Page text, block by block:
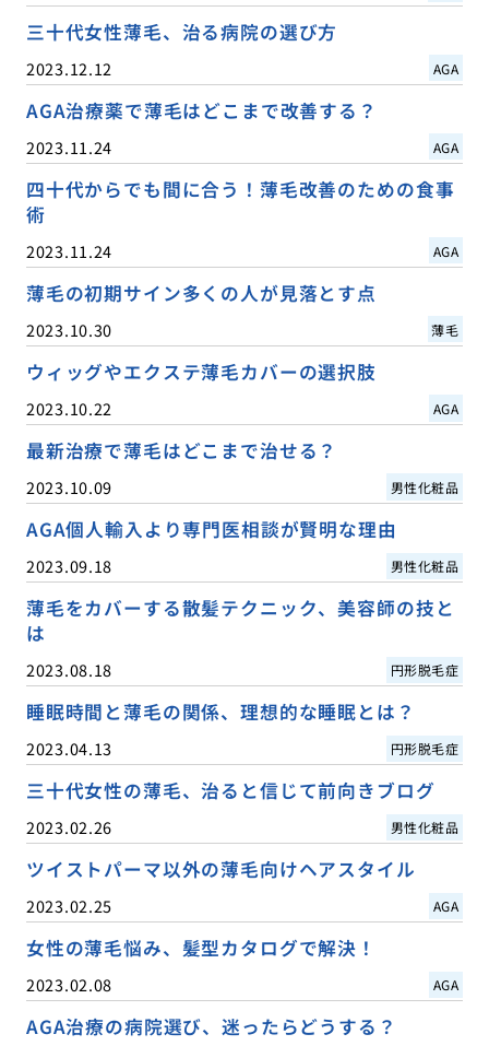
三十代女性薄毛、治る病院の選び方
2023.12.12 AGA
AGA治療薬で薄毛はどこまで改善する？
2023.11.24 AGA
四十代からでも間に合う！薄毛改善のための食事
術
2023.11.24 AGA
薄毛の初期サイン多くの人が見落とす点
2023.10.30 薄毛
ウィッグやエクステ薄毛カバーの選択肢
2023.10.22 AGA
最新治療で薄毛はどこまで治せる？
2023.10.09 男性化粧品
AGA個人輸入より専門医相談が賢明な理由
2023.09.18 男性化粧品
薄毛をカバーする散髪テクニック、美容師の技と
は
2023.08.18 円形脱毛症
睡眠時間と薄毛の関係、理想的な睡眠とは？
2023.04.13 円形脱毛症
三十代女性の薄毛、治ると信じて前向きブログ
2023.02.26 男性化粧品
ツイストパーマ以外の薄毛向けヘアスタイル
2023.02.25 AGA
女性の薄毛悩み、髪型カタログで解決！
2023.02.08 AGA
AGA治療の病院選び、迷ったらどうする？